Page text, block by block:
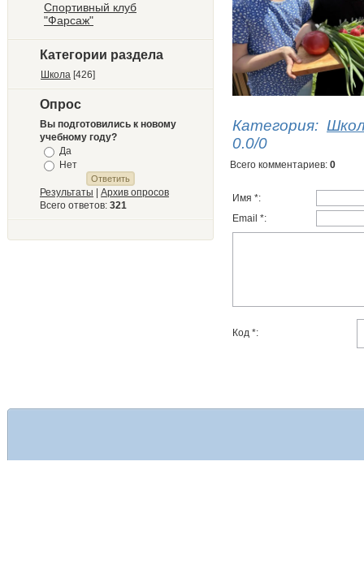
Спортивный клуб
"Фарсаж"
Категории раздела
Школа [426]
Опрос
Вы подготовились к новому
учебному году?
Да
Нет
Результаты | Архив опросов
Всего ответов: 321
Категория:
0.0/0
Всего комментариев: 0
Имя *:
Email *:
Код *: